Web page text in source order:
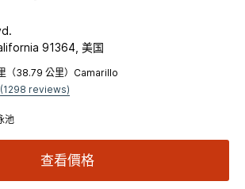
91364, 美国
（38.79 公里）Camarillo
(1298 reviews)
池
查看價格